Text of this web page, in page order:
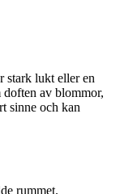
stark lukt eller en
av blommor,
sinne och kan
rummet.